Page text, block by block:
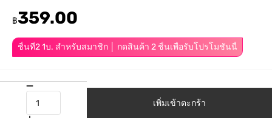
ชิ้นที่2 1บ. สำหรับสมาชิก │ กดสินค้า 2 ชิ้นเพื่อรับโปรโมชันนี้
฿359.00
เพิ่มเข้าตะกร้า